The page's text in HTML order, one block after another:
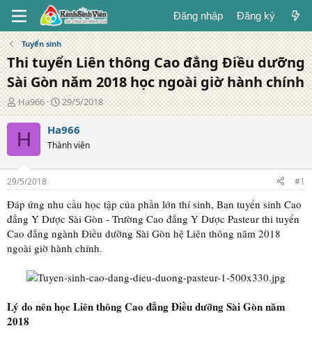
Đăng nhập Đăng ký
Tuyển sinh
Thi tuyển Liên thông Cao đẳng Điều dưỡng
Sài Gòn năm 2018 học ngoài giờ hành chính
T
á
c
g
ả
Ha966
N
g
à
đ
g
29/5/2018
H Ha966
Thành viên
29/5/2018 #1
Đáp ứng nhu cầu học tập của phần lớn thí sinh, Ban tuyển sinh Cao
đẳng Y Dược Sài Gòn - Trường Cao đẳng Y Dược Pasteur thi tuyển
Cao đẳng ngành Điều dưỡng Sài Gòn hệ Liên thông năm 2018
ngoài giờ hành chính.
Lý do nên học Liên thông Cao đẳng Điều dưỡng Sài Gòn năm
2018